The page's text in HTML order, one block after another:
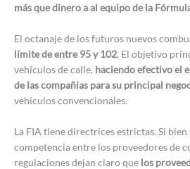
más que dinero a al equipo de la
El octanaje de los futuros nuevos
límite de entre 95 y 102. El objetivo
vehículos de calle, haciendo efectivo el
de las compañías para su principal
vehículos convencionales.
La FIA tiene directrices estrictas. Si
competencia entre los proveedores de
regulaciones dejan claro que los